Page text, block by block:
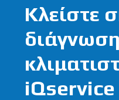
Κλείστε
iQservice